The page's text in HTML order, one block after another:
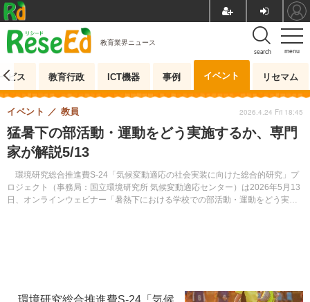
menu
search
教育業界ニュース
ビス 教育行政 ICT機器 事例 イベント リセマム
猛暑下の部活動・運動をどう実施するか、専門
家が解説5/13
環境研究総合推進費S-24「気候変動適応の社会実装に向けた総合的研究」プ
ロジェクト（事務局：国立環境研究所 気候変動適応センター）は2026年5月13
日、オンラインウェビナー「暑熱下における学校での部活動・運動をどう実施
イベント 教員 2026.4.24 Fri 18:45
環境研究総合推進費S-24「気候